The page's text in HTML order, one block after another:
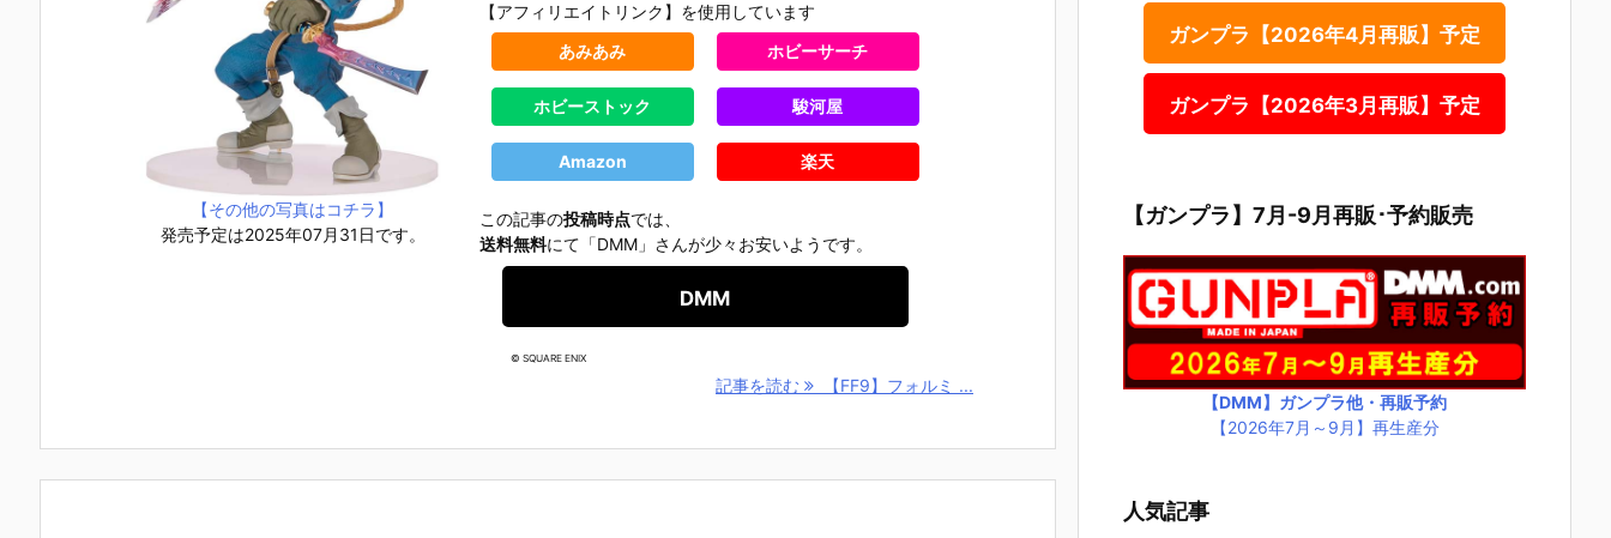
【その他の写真はコチラ】
発売予定は2025年07月31日です。
【アフィリエイトリンク】を使用しています
あみあみ
ホビーサーチ
ホビーストック 駿河屋
Amazon 楽天
この記事の投稿時点では、
送料無料にて「DMM」さんが少々お安いようです。
DMM
© SQUARE ENIX
記事を読む 【FF9】フォルミ ...
ガンプラ【2026年4月再販】予定
ガンプラ【2026年3月再販】予定
【ガンプラ】7月-9月再販･予約販売
【DMM】ガンプラ他・再販予約
【2026年7月～9月】再生産分
人気記事